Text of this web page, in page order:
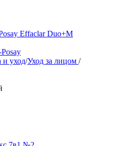
Effaclar Duo+M
и уход/Уход за лицом /